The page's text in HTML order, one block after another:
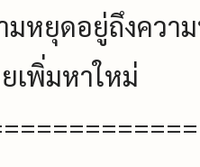
มหยุดอยู่ถึงคว
เพิ่มหาใหม่